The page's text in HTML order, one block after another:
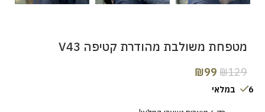
מטפחת משולבת מהודרת קטיפה V43
₪129
₪99
6 במלאי